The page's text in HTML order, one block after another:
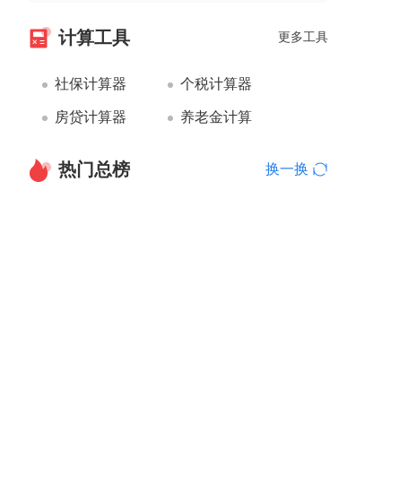
计算工具 更多工具
社保计算器 个税计算器
房贷计算器 养老金计算
热门总榜 换一换